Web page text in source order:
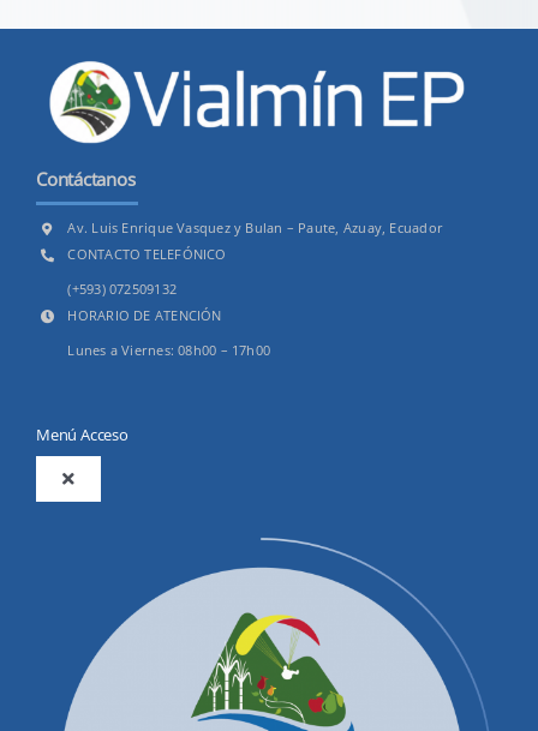
Contáctanos
Av. Luis Enrique Vasquez y Bulan – Paute, Azuay, Ecuador
CONTACTO TELEFÓNICO
(+593) 072509132
HORARIO DE ATENCIÓN
Lunes a Viernes: 08h00 – 17h00
Menú Acceso
Toggle
Productos y Servicios
Convocatorias Precalificación